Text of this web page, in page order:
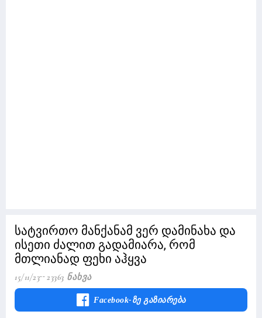
სატვირთო მანქანამ ვერ დამინახა და
ისეთი ძალით გადამიარა, რომ
მთლიანად ფეხი აჰყვა
15/11/23 23363 Ნახვა
Facebook-Ზე Გაზიარება